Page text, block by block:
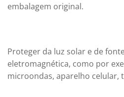
embalagem original.
Proteger da luz solar e de
eletromagnética, como por
microondas, aparelho celular,